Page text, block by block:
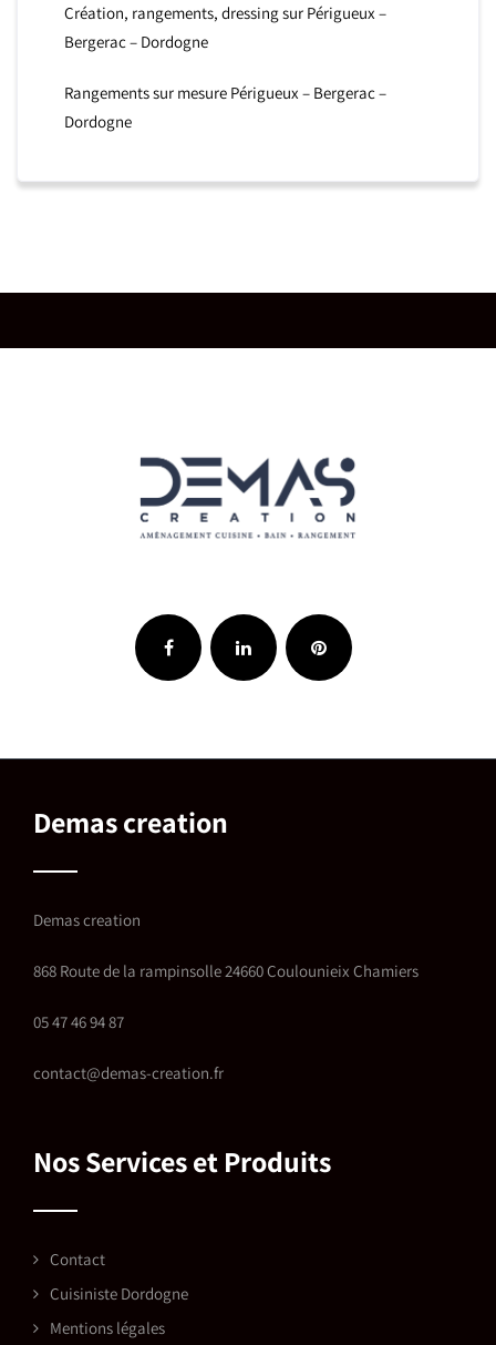
Création, rangements, dressing sur Périgueux –
Bergerac – Dordogne
Rangements sur mesure Périgueux – Bergerac –
Dordogne
Demas creation
Demas creation
868 Route de la rampinsolle 24660 Coulounieix Chamiers
05 47 46 94 87
contact@demas-creation.fr
Nos Services et Produits
Contact
Cuisiniste Dordogne
Mentions légales